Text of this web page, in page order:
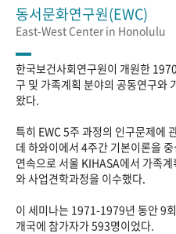
동서문화연구원(EWC)
East-West Center in Honolulu
한국보건사회연구원이 개원한
구 및 가족계획 분야의 공동연구와
왔다.
특히 EWC 5주 과정의 인구문제에
데 하와이에서 4주간 기본이론을
연속으로 서울 KIHASA에서 가족
와 사업견학과정을 이수했다.
이 세미나는 1971-1979년 동안 9
개국에 참가자가 593명이었다.